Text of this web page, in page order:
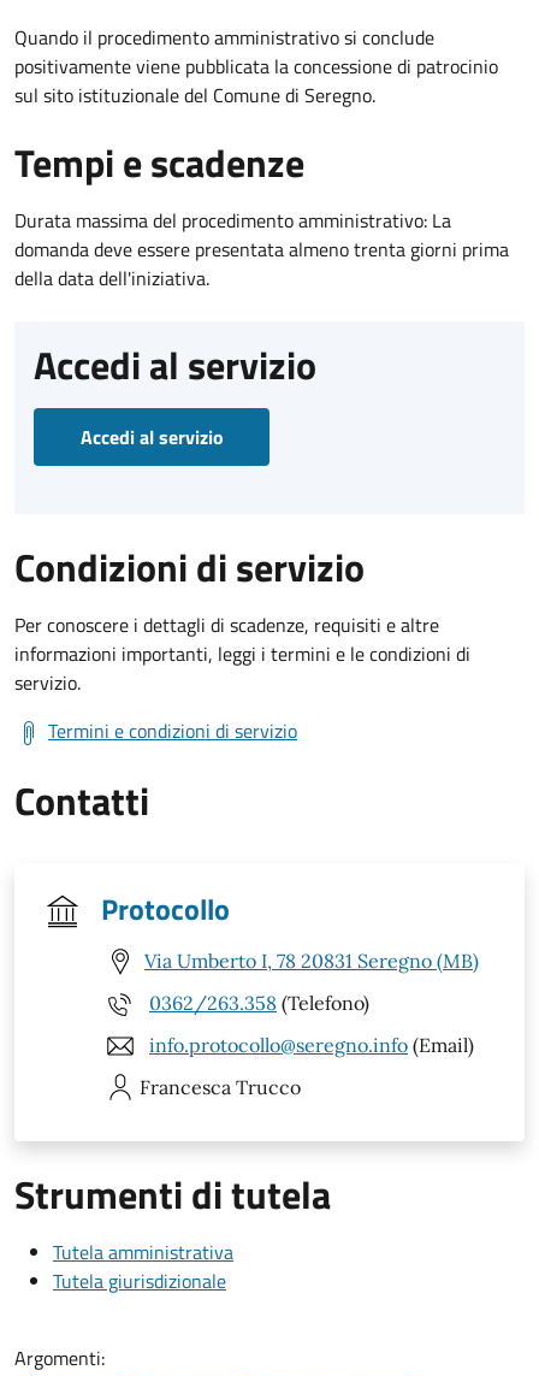
Quando il procedimento amministrativo si conclude
positivamente viene pubblicata la concessione di patrocinio
sul sito istituzionale del Comune di Seregno.
Tempi e scadenze
Durata massima del procedimento amministrativo: La
domanda deve essere presentata almeno trenta giorni prima
della data dell'iniziativa.
Accedi al servizio
Accedi al servizio
Condizioni di servizio
Per conoscere i dettagli di scadenze, requisiti e altre
informazioni importanti, leggi i termini e le condizioni di
servizio.
Termini e condizioni di servizio
Contatti
Protocollo
Via Umberto I, 78 20831 Seregno (MB)
0362/263.358 (Telefono)
info.protocollo@seregno.info (Email)
Francesca Trucco
Strumenti di tutela
Tutela amministrativa
Tutela giurisdizionale
Argomenti: